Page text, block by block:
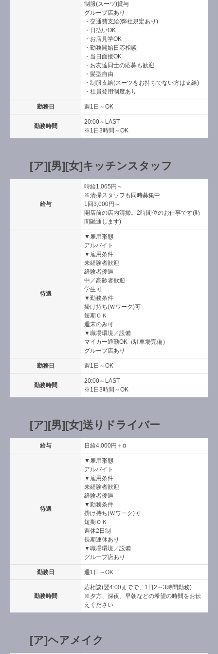
制服(スーツ)貸与
グループ店あり
・交通費支給(弊社規定あり)
・日払いOK
・お店見学OK
・勤務開始日応相談
・当日面接OK
・お友達同士の応募も歓迎
・髪型自由
・制服支給(スーツをお持ちでない方は支給)
・社員登用制度あり
勤務日 週1日～OK
勤務時間
20:00～LAST
※1日3時間～OK
[ア][男][女]キッチンスタッフ
給与
時給1,065円～
※清掃スタッフも同時募集中
1回3,000円～
開店前の店内清掃。2時間位のお仕事です(時
間融通します)
待遇
▼雇用形態
アルバイト
▼雇用条件
未経験者歓迎
経験者優遇
中／高齢者歓迎
学生可
▼勤務条件
掛け持ち(Ｗワーク)可
短期ＯＫ
週末のみ可
▼職場環境／設備
マイカー通勤OK（駐車場完備）
グループ店あり
勤務日 週1日～OK
勤務時間
20:00～LAST
※1日3時間～OK
[ア][男][女]送りドライバー
給与 日給4,000円＋α
待遇
▼雇用形態
アルバイト
▼雇用条件
未経験者歓迎
経験者優遇
▼勤務条件
掛け持ち(Ｗワーク)可
短期ＯＫ
週休2日制
長期連休あり
▼職場環境／設備
グループ店あり
勤務日 週1日～OK
勤務時間
応相談(翌4:00までで、1日2～3時間勤務)
※夕方、深夜、早朝などの希望の時間をお伝
えください
[ア]ヘアメイク